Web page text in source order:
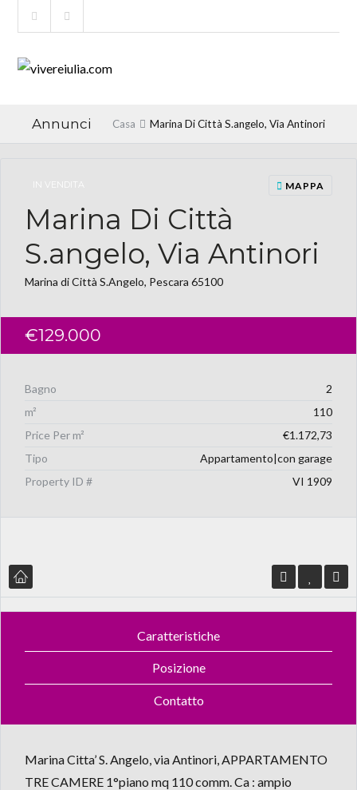
Annunci Casa Marina Di Città S.angelo, Via Antinori
IN VENDITA
Marina Di Città
S.angelo, Via Antinori
Marina di Città S.Angelo, Pescara 65100
MAPPA
€129.000
Bagno
2
m²
110
Price Per m²
€1.172,73
Tipo
Appartamento|con garage
Property ID #
VI 1909
Caratteristiche
Posizione
Contatto
Marina Citta’ S. Angelo, via Antinori, APPARTAMENTO
TRE CAMERE 1°piano mq 110 comm. Ca : ampio